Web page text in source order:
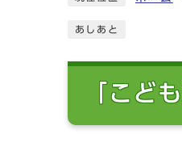
あしあと
「こど